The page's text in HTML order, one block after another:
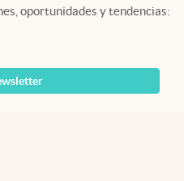
oportunidades y tendencias: